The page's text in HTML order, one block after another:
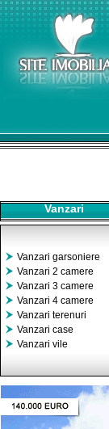
Vanzari
Vanzari garsoniere
Vanzari 2 camere
Vanzari 3 camere
Vanzari 4 camere
Vanzari terenuri
Vanzari case
Vanzari vile